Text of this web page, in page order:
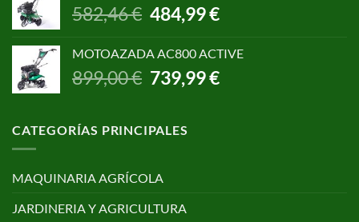
650,00 €.
499,00 €.
582,46€
El
precio
era:
582,46 €.
484,99€El
precio
es:
484,99 €.
MOTOAZADA AC800 ACTIVE
899,00€ El
precio
era:
899,00 €.
739,99€El
precio
CATEGORÍAS PRINCIPALES
MAQUINARIA AGRÍCOLA
JARDINERIA Y AGRICULTURA